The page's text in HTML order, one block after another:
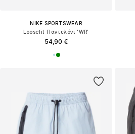
NIKE SPORTSWEAR
Loosefit Παντελόνι 'WR'
54,90 €